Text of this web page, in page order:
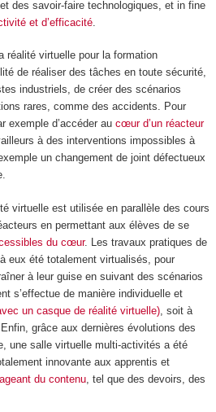
des savoir-faire technologiques, et in fine
et d’efficacité.
réalité virtuelle pour la formation
de réaliser des tâches en toute sécurité,
industriels, de créer des scénarios
rares, comme des accidents. Pour
exemple d’accéder au cœur d’un réacteur
à des interventions impossibles à
un changement de joint défectueux
virtuelle est utilisée en parallèle des cours
en permettant aux élèves de se
du cœur. Les travaux pratiques de
eux été totalement virtualisés, pour
à leur guise en suivant des scénarios
s’effectue de manière individuelle et
un casque de réalité virtuelle), soit à
grâce aux dernières évolutions des
une salle virtuelle multi-activités a été
innovante aux apprentis et
du contenu, tel que des devoirs, des